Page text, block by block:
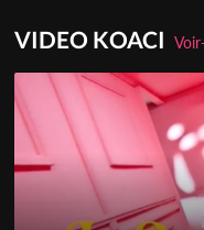
VIDEO KOACI